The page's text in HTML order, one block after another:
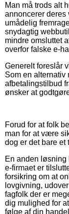
Man må trods alt
annoncerer deres
umådelig
snydagtig
mindre omsluttet
overfor falske e-
Generelt foreslår
Som en alternativ
afbetalingstilbud
ønsker at
Forud for at folk
man for at være
dog er det bare
En anden
e-firmaet er
forsikring om at
lovgivning,
fagfolk der er
dig mulighed for
følge af din